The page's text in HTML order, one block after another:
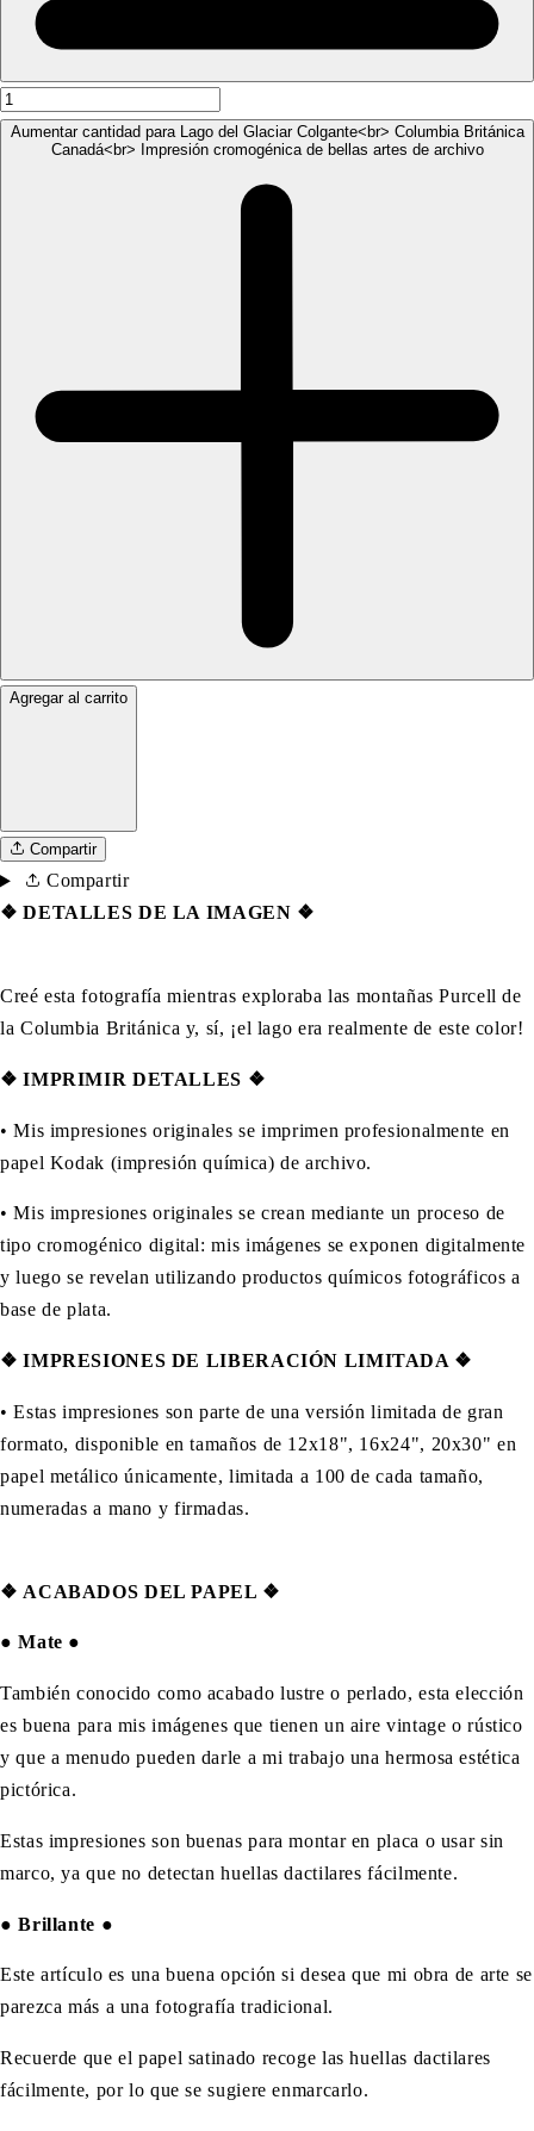
Aumentar cantidad para Lago del Glaciar Colgante<br> Columbia Británica
Canadá<br> Impresión cromogénica de bellas artes de archivo
Agregar al carrito
Compartir
Compartir
❖ DETALLES DE LA IMAGEN ❖
Creé esta fotografía mientras exploraba las montañas Purcell de
la Columbia Británica y, sí, ¡el lago era realmente de este color!
❖ IMPRIMIR DETALLES ❖
• Mis impresiones originales se imprimen profesionalmente en
papel Kodak (impresión química) de archivo.
• Mis impresiones originales se crean mediante un proceso de
tipo cromogénico digital: mis imágenes se exponen digitalmente
y luego se revelan utilizando productos químicos fotográficos a
base de plata.
❖ IMPRESIONES DE LIBERACIÓN LIMITADA ❖
• Estas impresiones son parte de una versión limitada de gran
formato, disponible en tamaños de 12x18", 16x24", 20x30" en
papel metálico únicamente, limitada a 100 de cada tamaño,
numeradas a mano y firmadas.
❖ ACABADOS DEL PAPEL ❖
●Mate ●
También conocido como acabado lustre o perlado, esta elección
es buena para mis imágenes que tienen un aire vintage o rústico
y que a menudo pueden darle a mi trabajo una hermosa estética
pictórica.
Estas impresiones son buenas para montar en placa o usar sin
marco, ya que no detectan huellas dactilares fácilmente.
●Brillante ●
Este artículo es una buena opción si desea que mi obra de arte se
parezca más a una fotografía tradicional.
Recuerde que el papel satinado recoge las huellas dactilares
fácilmente, por lo que se sugiere enmarcarlo.